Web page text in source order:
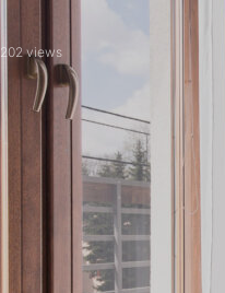
202 views